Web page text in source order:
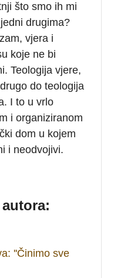
što smo ih mi
drugima?
vjera i
koje ne bi
Teologija vjere,
do teologija
I to u vrlo
i organiziranom
dom u kojem
i neodvojivi.
''Činimo sve